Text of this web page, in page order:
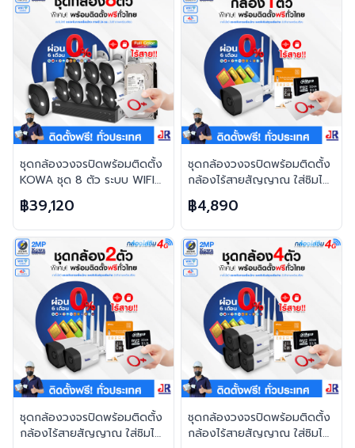
ชุดกล้องวงจรปิดพร้อมติดตั้ง
KOWA ชุด 8 ตัว ระบบ WIFI
2ล้านพิกเซล ภาพสี 24 ชม.
บันทึกภาพพร้อมเสียง
฿39,120
ชุดกล้องวงจรปิดพร้อมติดตั้ง
กล้องไร้สายสัญญาณ ใส่ซิมได้
บันทึกภาพพร้อมเสียง จำนวน 1
ตัว ความคมชัด 2MP
฿4,890
ชุดกล้องวงจรปิดพร้อมติดตั้ง
กล้องไร้สายสัญญาณ ใส่ซิมได้
ชุดกล้องวงจรปิดพร้อมติดตั้ง
กล้องไร้สายสัญญาณ ใส่ซิมได้